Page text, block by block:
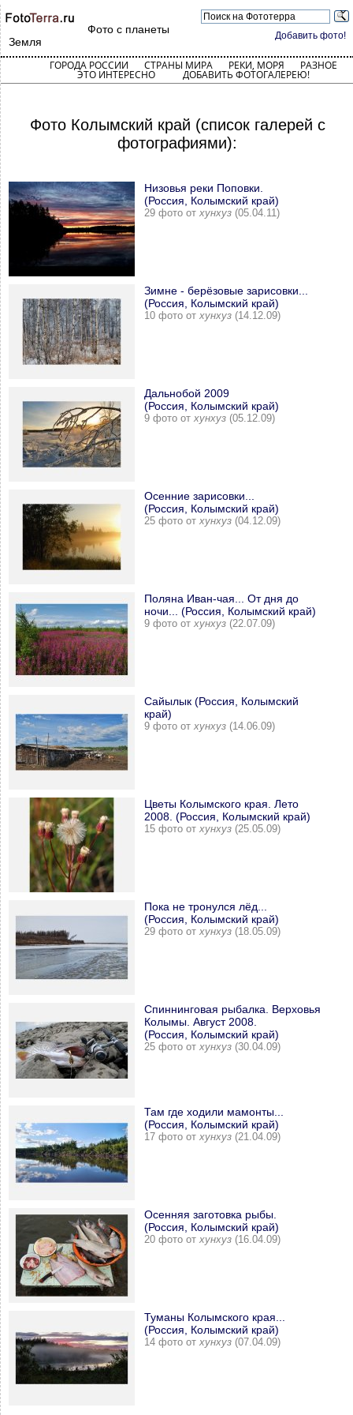
Добавить фото!
Фото с планеты
Земля
ГОРОДА РОССИИ СТРАНЫ МИРА РЕКИ, МОРЯ РАЗНОЕ
ЭТО ИНТЕРЕСНО ДОБАВИТЬ ФОТОГАЛЕРЕЮ!
Фото Колымский край (список галерей с
фотографиями):
Низовья реки Поповки.
(Россия, Колымский край)
29 фото от хунхуз (05.04.11)
Зимне - берёзовые зарисовки...
(Россия, Колымский край)
10 фото от хунхуз (14.12.09)
Дальнобой 2009
(Россия, Колымский край)
9 фото от хунхуз (05.12.09)
Осенние зарисовки...
(Россия, Колымский край)
25 фото от хунхуз (04.12.09)
Поляна Иван-чая... От дня до
ночи... (Россия, Колымский край)
9 фото от хунхуз (22.07.09)
Сайылык (Россия, Колымский
край)
9 фото от хунхуз (14.06.09)
Цветы Колымского края. Лето
2008. (Россия, Колымский край)
15 фото от хунхуз (25.05.09)
Пока не тронулся лёд...
(Россия, Колымский край)
29 фото от хунхуз (18.05.09)
Спиннинговая рыбалка. Верховья
Колымы. Август 2008.
(Россия, Колымский край)
25 фото от хунхуз (30.04.09)
Там где ходили мамонты...
(Россия, Колымский край)
17 фото от хунхуз (21.04.09)
Осенняя заготовка рыбы.
(Россия, Колымский край)
20 фото от хунхуз (16.04.09)
Туманы Колымского края...
(Россия, Колымский край)
14 фото от хунхуз (07.04.09)